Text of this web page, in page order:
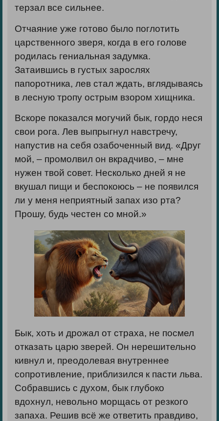
терзал все сильнее.
Отчаяние уже готово было поглотить
царственного зверя, когда в его голове
родилась гениальная задумка.
Затаившись в густых зарослях
папоротника, лев стал ждать, вглядываясь
в лесную тропу острым взором хищника.
Вскоре показался могучий бык, гордо неся
свои рога. Лев выпрыгнул навстречу,
напустив на себя озабоченный вид. «Друг
мой, – промолвил он вкрадчиво, – мне
нужен твой совет. Несколько дней я не
вкушал пищи и беспокоюсь – не появился
ли у меня неприятный запах изо рта?
Прошу, будь честен со мной.»
Бык, хоть и дрожал от страха, не посмел
отказать царю зверей. Он нерешительно
кивнул и, преодолевая внутреннее
сопротивление, приблизился к пасти льва.
Собравшись с духом, бык глубоко
вдохнул, невольно морщась от резкого
запаха. Решив всё же ответить правдиво,